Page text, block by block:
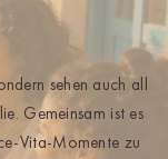
sehen auch all
Gemeinsam ist es
Vita-Momente zu